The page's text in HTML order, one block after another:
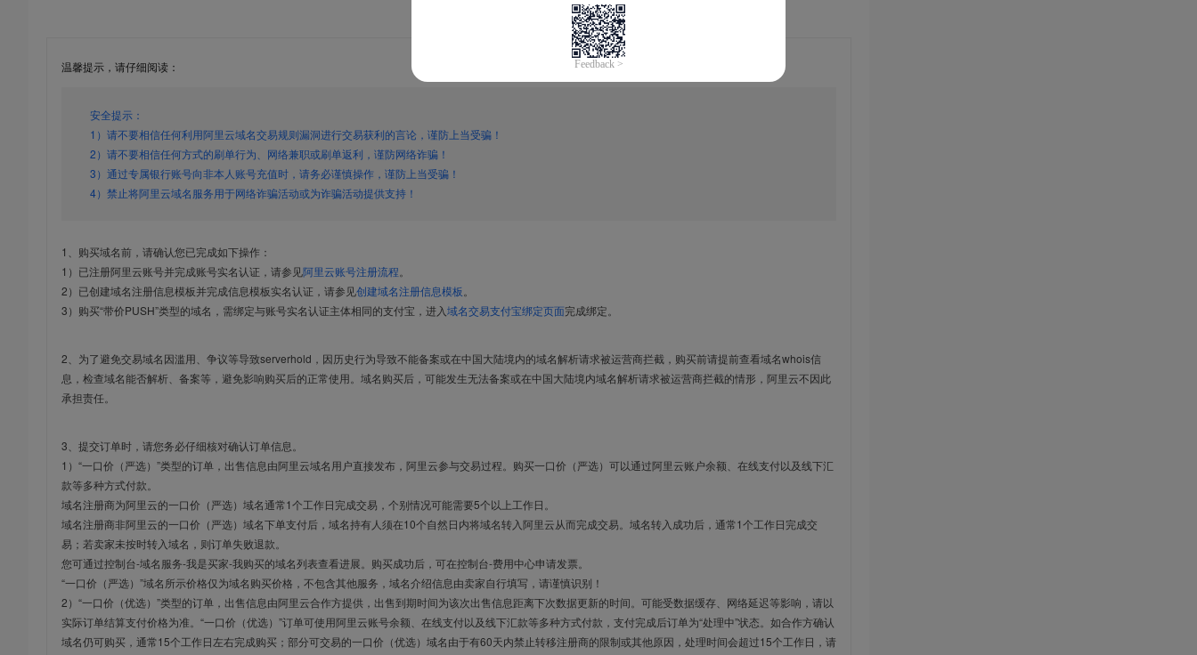
温馨提示，请仔细阅读：
安全提示：
1）请不要相信任何利用阿里云域名交易规则漏洞进行交易获利的言论，谨防上当受骗！
2）请不要相信任何方式的刷单行为、网络兼职或刷单返利，谨防网络诈骗！
3）通过专属银行账号向非本人账号充值时，请务必谨慎操作，谨防上当受骗！
4）禁止将阿里云域名服务用于网络诈骗活动或为诈骗活动提供支持！
1、购买域名前，请确认您已完成如下操作：
1）已注册阿里云账号并完成账号实名认证，请参见阿里云账号注册流程
2）已创建域名注册信息模板并完成信息模板实名认证，请参见创建域名注册信息模板
3）购买“带价PUSH”类型的域名，需绑定与账号实名认证主体相同的支付宝，进入域名交易支付宝绑定页面完成绑定。
2、为了避免交易域名因滥用、争议等导致serverhold，因历史行为导致不能备案或在中国大陆境内的域名解析请求被运营商拦截，购买前请提前查看域名whois信
息，检查域名能否解析、备案等，避免影响购买后的正常使用。域名购买后，可能发生无法备案或在中国大陆境内域名解析请求被运营商拦截的情形，阿里云不因此
承担责任。
3、提交订单时，请您务必仔细核对确认订单信息。
1）“一口价（严选）”类型的订单，出售信息由阿里云域名用户直接发布，阿里云参与交易过程。购买一口价（严选）可以通过阿里云账户余额、在线支付以及线下汇
款等多种方式付款。
域名注册商为阿里云的一口价（严选）域名通常1个工作日完成交易，个别情况可能需要5个以上工作日。
域名注册商非阿里云的一口价（严选）域名下单支付后，域名持有人须在10个自然日内将域名转入阿里云从而完成交易。域名转入成功后，通常1个工作日完成交
易；若卖家未按时转入域名，则订单失败退款。
您可通过控制台-域名服务-我是买家-我购买的域名列表查看进展。购买成功后，可在控制台-费用中心申请发票。
“一口价（严选）”域名所示价格仅为域名购买价格，不包含其他服务，域名介绍信息由卖家自行填写，请谨慎识别！
2）“一口价（优选）”类型的订单，出售信息由阿里云合作方提供，出售到期时间为该次出售信息距离下次数据更新的时间。可能受数据缓存、网络延迟等影响，请以
实际订单结算支付价格为准。“一口价（优选）”订单可使用阿里云账号余额、在线支付以及线下汇款等多种方式付款，支付完成后订单为“处理中”状态。如合作方确认
域名仍可购买，通常15个工作日左右完成购买；部分可交易的一口价（优选）域名由于有60天内禁止转移注册商的限制或其他原因，处理时间会超过15个工作日，请